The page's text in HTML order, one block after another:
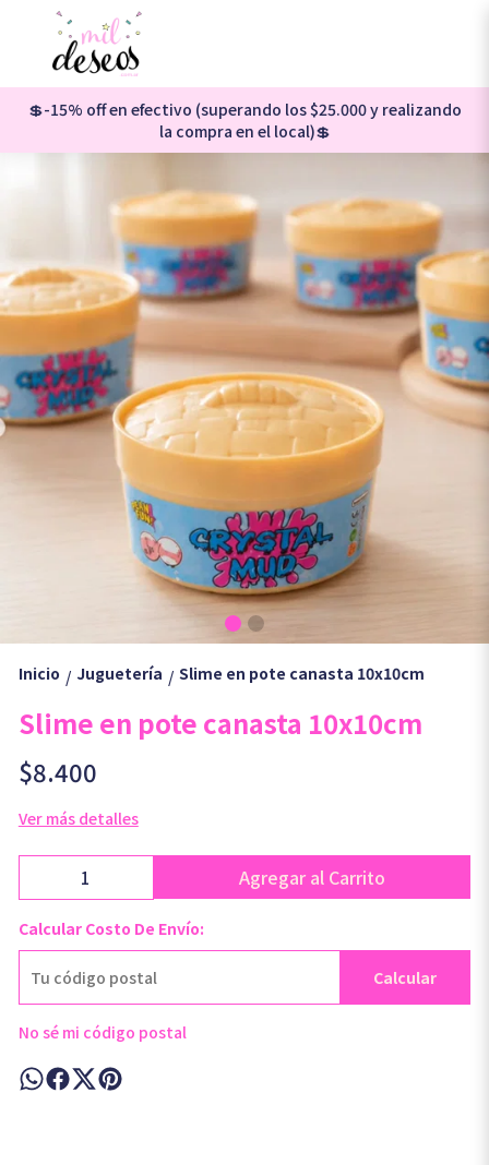
💲-15% off en efectivo (superando los $25.000 y realizando
la compra en el local)💲
Inicio / Juguetería / Slime en pote canasta 10x10cm
Slime en pote canasta 10x10cm
$8.400
Ver más detalles
Agregar al Carrito
Calcular Costo De Envío:
Calcular
No sé mi código postal